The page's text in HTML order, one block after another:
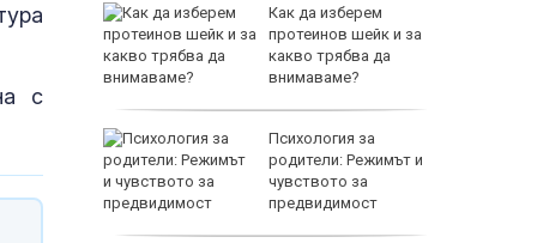
с
Как да изберем
протеинов шейк и за
какво трябва да
внимаваме?
Психология за
родители: Режимът и
чувството за
предвидимост